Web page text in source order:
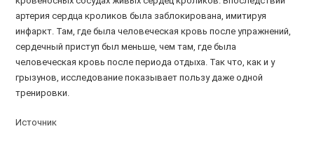
артерия сердца кроликов была заблокирована, имитируя
инфаркт. Там, где была человеческая кровь после упражнений,
сердечный приступ был меньше, чем там, где была
человеческая кровь после периода отдыха. Так что, как и у
грызунов, исследование показывает пользу даже одной
тренировки.
Источник